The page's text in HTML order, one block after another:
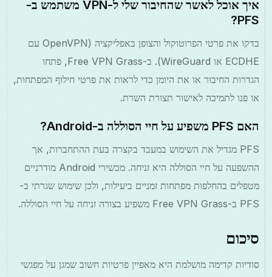
איך אוכל לאשר שהחיבור שלי ל-VPN משתמש ב-
PFS?
בדקו את פרטי הפרוטוקול והצופן באפליקציה (OpenVPN עם
ECDHE או WireGuard). ב-Free VPN Grass, פתחו
הגדרות החיבור או את היומן כדי לראות את פרטי חילוף המפתחות,
או פנו לתמיכה לאישור תצורת השרת.
האם PFS משפיע על חיי הסוללה ב-Android?
PFS מגדיל את השימוש במעבד בקצרה בעת ההתחברות, אך
ההשפעה על חיי הסוללה היא זניחה. מכשירי Android מודרניים
מטפלים בהחלפות מפתחות זמניים ביעילות, ולכן שימוש שגרתי ב-
PFS ב-Free VPN Grass משפיע בצורה זניחה על חיי הסוללה.
סיכום
סודיות קדימה מושלמת היא מאפיין פרטיות חשוב שמגן על מפגשי